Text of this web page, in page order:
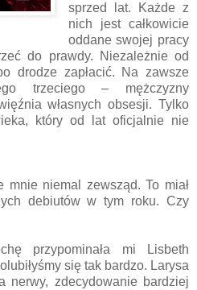
sprzed lat. Każde z
nich jest całkowicie
oddane swojej pracy
do prawdy. Niezależnie od
drodze zapłacić. Na zawsze
trzeciego – mężczyzny
własnych obsesji. Tylko
który od lat oficjalnie nie
mnie niemal zewsząd. To miał
debiutów w tym roku. Czy
przypominała mi Lisbeth
się tak bardzo. Larysa
nerwy, zdecydowanie bardziej